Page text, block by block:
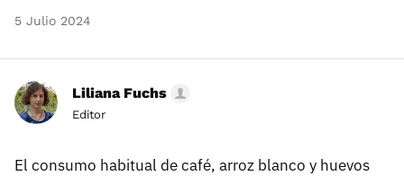
5 Julio 2024
Liliana Fuchs
Editor
El consumo habitual de café, arroz blanco y huevos